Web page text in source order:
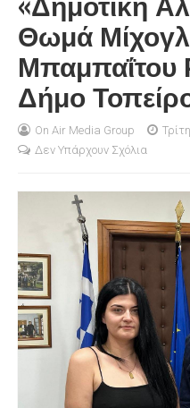
NEW
Θωμά
Μπαμπαΐτου
Δήμο
On Air Media Group
Δεν Υπάρχουν Σχόλια